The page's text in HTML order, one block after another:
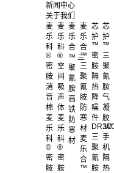
新闻中心
关于我们
麦
乐
科
®
密
胺
消
音
棉
麦
乐
科
®
空
间
吸
声
体
麦
乐
科
®
密
胺
麦
乐
科
®
密
胺
麦
乐
合
™ 三
聚
氰
胺
高
铁
防
寒
材
麦
乐
合
™
三
聚
氰
胺
防
寒
材
麦
乐
合
™
芯
护
™
密
胺
隔
热
降
噪
件
芯
护
™
三
聚
氰
胺
气
凝
胶
三
聚
氰
胺
3C
手
机
隔
热